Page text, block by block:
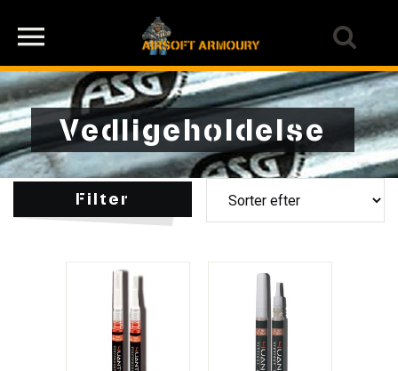
Vedligeholdelse
Filter